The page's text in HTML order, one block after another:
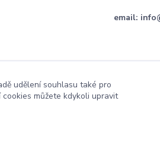
email:
udělení souhlasu také pro
můžete kdykoli upravit